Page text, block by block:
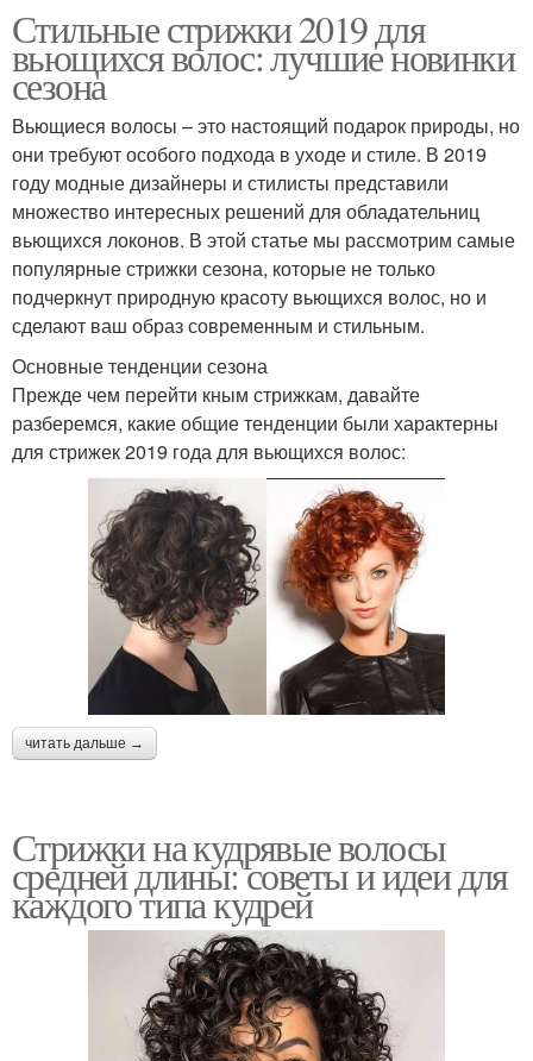
Стильные стрижки 2019 для
вьющихся волос: лучшие новинки
сезона
Вьющиеся волосы – это настоящий подарок природы, но
они требуют особого подхода в уходе и стиле. В 2019
году модные дизайнеры и стилисты представили
множество интересных решений для обладательниц
вьющихся локонов. В этой статье мы рассмотрим самые
популярные стрижки сезона, которые не только
подчеркнут природную красоту вьющихся волос, но и
сделают ваш образ современным и стильным.
Основные тенденции сезона
Прежде чем перейти кным стрижкам, давайте
разберемся, какие общие тенденции были характерны
для стрижек 2019 года для вьющихся волос:
читать дальше →
Стрижки на кудрявые волосы
средней длины: советы и идеи для
каждого типа кудрей